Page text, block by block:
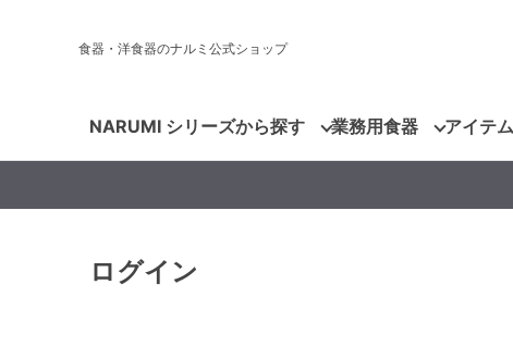
食器・洋食器のナルミ公式ショップ
NARUMI シリーズから探す 業務用食器 アイテ
ログイン